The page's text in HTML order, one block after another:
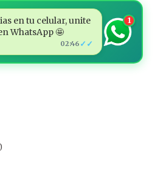
en tu celular, unite
WhatsApp 🤩
02:46 ✓✓
1